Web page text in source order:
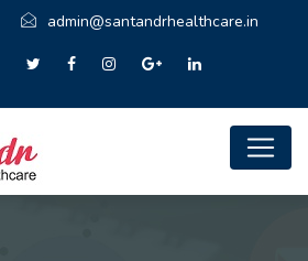
admin@santandrhealthcare.in